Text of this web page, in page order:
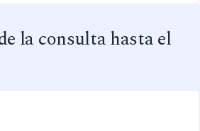
la consulta hasta el